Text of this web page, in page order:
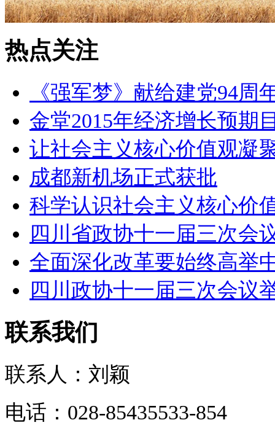
热点关注
《强军梦》献给建党94周
金堂2015年经济增长预期
让社会主义核心价值观凝
成都新机场正式获批
科学认识社会主义核心价
四川省政协十一届三次会
全面深化改革要始终高举
四川政协十一届三次会议
联系我们
联系人：刘颖
电话：028-85435533-854